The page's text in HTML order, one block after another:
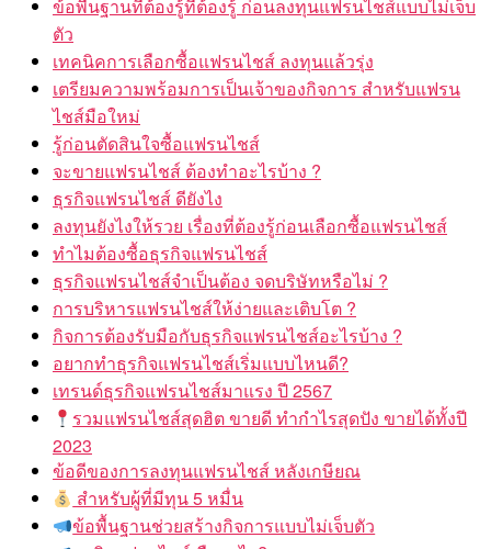
ข้อพื้นฐานที่ต้องรู้ที่ต้องรู้ ก่อนลงทุนแฟรนไชส์แบบไม่เจ็บ
ตัว
เทคนิคการเลือกซื้อแฟรนไชส์ ลงทุนแล้วรุ่ง
เตรียมความพร้อมการเป็นเจ้าของกิจการ สำหรับแฟรน
ไชส์มือใหม่
รู้ก่อนตัดสินใจซื้อแฟรนไชส์
จะขายแฟรนไชส์ ต้องทำอะไรบ้าง ?
ธุรกิจแฟรนไชส์ ดียังไง
ลงทุนยังไงให้รวย เรื่องที่ต้องรู้ก่อนเลือกซื้อแฟรนไชส์
ทำไมต้องซื้อธุรกิจแฟรนไชส์
ธุรกิจแฟรนไชส์จำเป็นต้อง จดบริษัทหรือไม่ ?
การบริหารแฟรนไชส์ให้ง่ายและเติบโต ?
กิจการต้องรับมือกับธุรกิจแฟรนไชส์อะไรบ้าง ?
อยากทำธุรกิจแฟรนไชส์เริ่มแบบไหนดี?
เทรนด์ธุรกิจแฟรนไชส์มาแรง ปี 2567
รวมแฟรนไชส์สุดฮิต ขายดี ทำกำไรสุดปัง ขายได้ทั้งปี
2023
ข้อดีของการลงทุนแฟรนไชส์ หลังเกษียณ
สำหรับผู้ที่มีทุน 5 หมื่น
ข้อพื้นฐานช่วยสร้างกิจการแบบไม่เจ็บตัว